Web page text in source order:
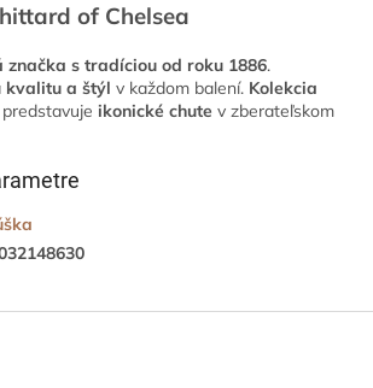
of Chelsea
značka s tradíciou od roku 1886.
kvalitu a štýl v každom balení. Kolekcia
predstavuje ikonické chute v zberateľskom